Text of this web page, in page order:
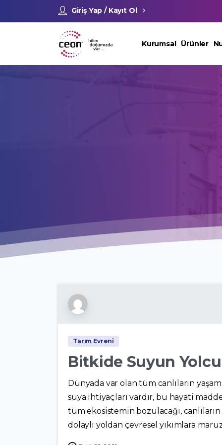
Giriş Yap / Kayıt Ol
Kurumsal Ürünler
Tarım Evreni
Bitkide Suyun
Dünyada var olan tüm canlıların
suya ihtiyaçları vardır, bu hayati
tüm ekosistemin bozulacağı,
dolaylı yoldan çevresel yıkımlara